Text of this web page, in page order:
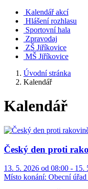
Kalendář akcí
Hlášení rozhlasu
Sportovní hala
Zpravodaj
ZŠ Jiříkovice
MŠ Jiříkovice
Úvodní stránka
Kalendář
Kalendář
Český den proti
13. 5. 2026 od 08:00 - 15.
Místo konání: Obecní